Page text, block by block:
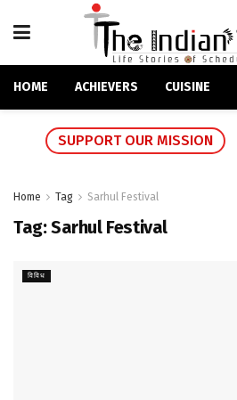
HOME ACHIEVERS CUISINE
SUPPORT OUR MISSION
Home Tag Sarhul Festival
Tag:Sarhul Festival
विविध